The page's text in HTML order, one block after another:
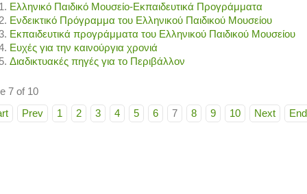
Ελληνικό Παιδικό Μουσείο-Εκπαιδευτικά Προγράμματα
Ενδεικτικό Πρόγραμμα του Ελληνικού Παιδικού Μουσείου
Εκπαιδευτικά προγράμματα του Ελληνικού Παιδικού Μουσείου
Eυχές για την καινούργια χρονιά
Διαδικτυακές πηγές για το Περιβάλλον
7 of 10
Prev 1 2 3 4 5 6 7 8 9 10 Next End